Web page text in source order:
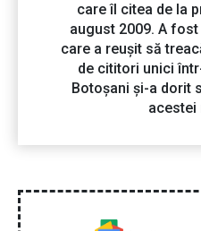
care îl citea de la
august 2009. A
care a reușit să
de cititori unici
Botoșani și-a dorit
acestei